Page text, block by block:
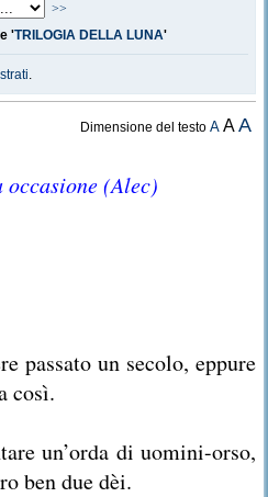
>>
'TRILOGIA DELLA LUNA'
.
Dimensione del testoA AA
occasione (Alec)
passato un secolo, eppure
così.
un’orda di uomini-orso,
ben due dèi.